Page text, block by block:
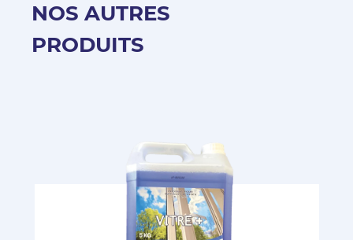
NOS AUTRES
PRODUITS